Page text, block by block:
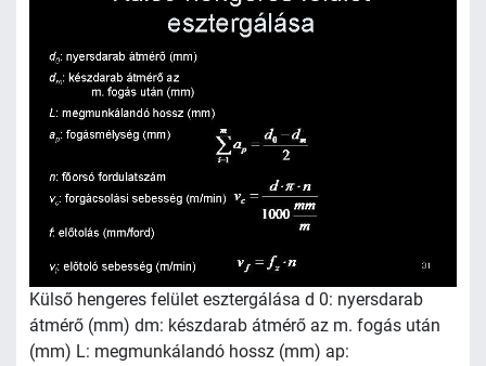
Külső hengeres felület esztergálása d 0: nyersdarab
átmérő (mm) dm: készdarab átmérő az m. fogás után
(mm) L: megmunkálandó hossz (mm) ap: